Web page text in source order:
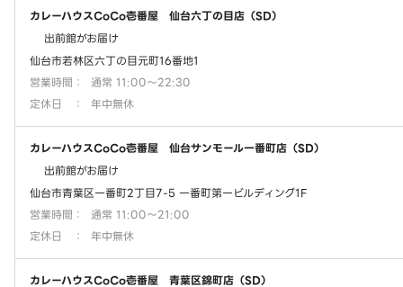
カレーハウスCoCo壱番屋 仙台六丁の目店（SD）
出前館がお届け
仙台市若林区六丁の目元町16番地1
営業時間 ：
通常 11:00～22:30
定休日
： 年中無休
カレーハウスCoCo壱番屋 仙台サンモール一番町店（SD）
出前館がお届け
仙台市青葉区一番町2丁目7-5 一番町第一ビルディング1F
営業時間 ：
通常 11:00～21:00
定休日
： 年中無休
カレーハウスCoCo壱番屋 青葉区錦町店（SD）